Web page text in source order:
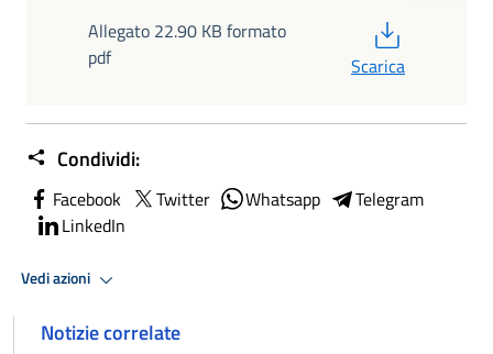
Allegato 22.90 KB formato
pdf
Scarica
Condividi:
Facebook Twitter Whatsapp
Telegram
LinkedIn
Vedi azioni
Notizie correlate